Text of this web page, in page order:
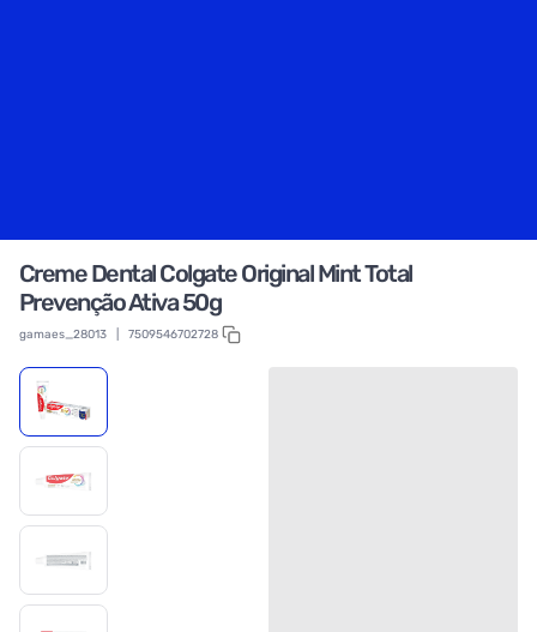
Creme Dental Colgate Original Mint Total
Prevenção Ativa 50g
gamaes_28013 7509546702728